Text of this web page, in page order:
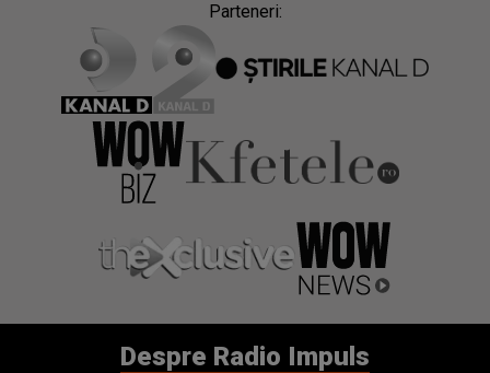
Parteneri:
Despre Radio Impuls